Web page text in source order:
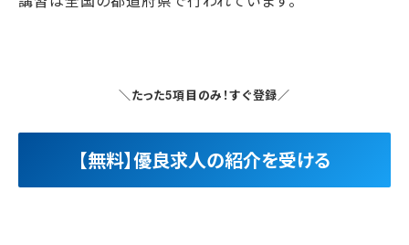
＼たった5項目のみ！すぐ登録／
【無料】優良求人の紹介を受ける